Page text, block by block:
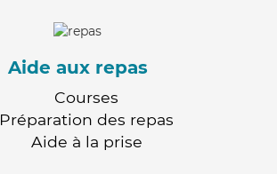
Aide aux repas
Courses
Préparation des repas
Aide à la prise